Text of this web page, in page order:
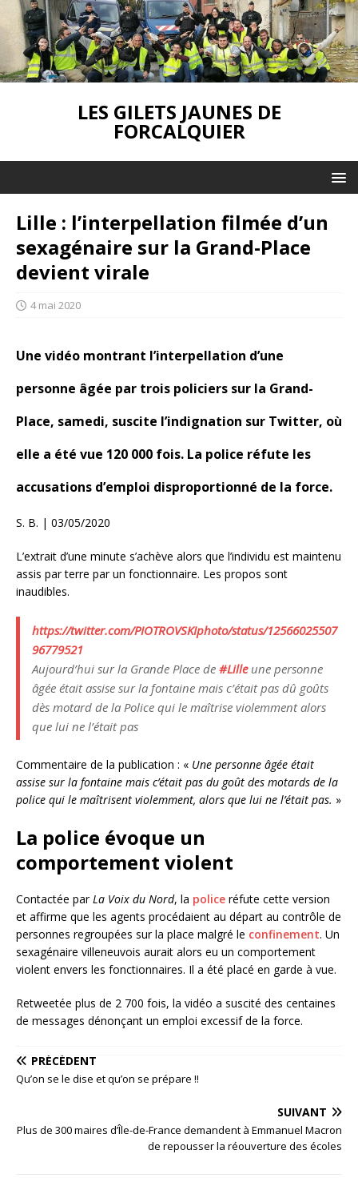
LES GILETS JAUNES DE
FORCALQUIER
Lille : l’interpellation filmée d’un
sexagénaire sur la Grand-Place
devient virale
4 mai 2020
Une vidéo montrant l’interpellation d’une
personne âgée par trois policiers sur la Grand-
Place, samedi, suscite l’indignation sur Twitter, où
elle a été vue 120 000 fois. La police réfute les
accusations d’emploi disproportionné de la force.
S. B. | 03/05/2020
L’extrait d’une minute s’achève alors que l’individu est maintenu
assis par terre par un fonctionnaire. Les propos sont
inaudibles.
https://twitter.com/PIOTROVSKIphoto/status/12566025507
96779521
Aujourd’hui sur la Grande Place de #Lilleune personne
âgée était assise sur la fontaine mais c’était pas dû goûts
dès motard de la Police qui le maîtrise violemment alors
que lui ne l’était pas
Commentaire de la publication : « Une personne âgée était
assise sur la fontaine mais c’était pas du goût des motards de la
police qui le maîtrisent violemment, alors que lui ne l’était pas. »
La police évoque un
comportement violent
Contactée parLa Voix du Nord, la police réfute cette version
et affirme que les agents procédaient au départ au contrôle de
personnes regroupées sur la place malgré le confinement. Un
sexagénaire villeneuvois aurait alors eu un comportement
violent envers les fonctionnaires. Il a été placé en garde à vue.
Retweetée plus de 2 700 fois, la vidéo a suscité des centaines
de messages dénonçant un emploi excessif de la force.
PRÉCÉDENT
Qu’on se le dise et qu’on se prépare !!
SUIVANT
Plus de 300 maires d’Île-de-France demandent à Emmanuel Macron
de repousser la réouverture des écoles